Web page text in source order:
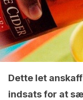
Dette let
indsats for at